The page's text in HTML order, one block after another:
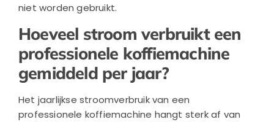
niet worden gebruikt.
Hoeveel stroom verbruikt een
professionele koffiemachine
gemiddeld per jaar?
Het jaarlijkse stroomverbruik van een
professionele koffiemachine hangt sterk af van